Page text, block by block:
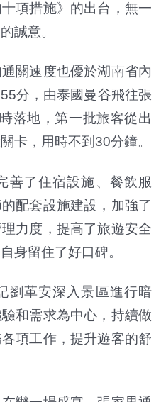
項措施》的出台，無一
誠意。
關速度也優於湖南省內
分，由泰國曼谷飛往張
落地，第一批旅客從出
卡，用時不到30分鐘。
了住宿設施、餐飲服
配套設施建設，加強了
力度，提高了旅遊安全
身留住了好口碑。
革安深入景區進行暗
和需求為中心，持續做
項工作，提升遊客的舒